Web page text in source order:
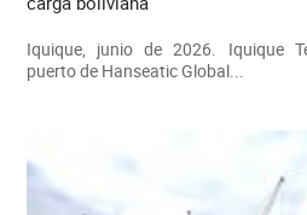
Iquique, junio de 2026. Iquique
puerto de Hanseatic Global...